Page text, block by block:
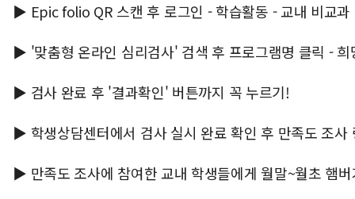
▶ Epic folio QR 스캔 후 로그인 - 학습활동 - 교내 비교과
▶ '맞춤형 온라인 심리검사' 검색 후 프로그램명 클릭 - 희
▶ 검사 완료 후 '결과확인' 버튼까지 꼭 누르기!
▶ 학생상담센터에서 검사 실시 완료 확인 후 만족도 조사
▶ 만족도 조사에 참여한 교내 학생들에게 월말~월초 햄